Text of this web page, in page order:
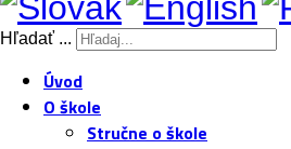
Hľadať ...
Úvod
O škole
Stručne o škole